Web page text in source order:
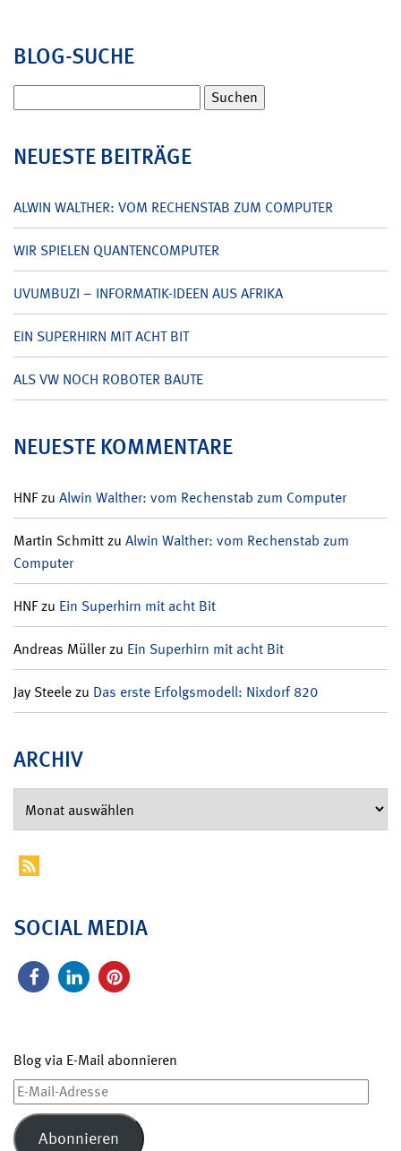
BLOG-SUCHE
nach:
NEUESTE BEITRÄGE
ALWIN WALTHER: VOM RECHENSTAB ZUM COMPUTER
WIR SPIELEN QUANTENCOMPUTER
UVUMBUZI – INFORMATIK-IDEEN AUS AFRIKA
EIN SUPERHIRN MIT ACHT BIT
ALS VW NOCH ROBOTER BAUTE
NEUESTE KOMMENTARE
HNFzu Alwin Walther: vom Rechenstab zum Computer
Martin Schmittzu Alwin Walther: vom Rechenstab zum
Computer
HNFzu Ein Superhirn mit acht Bit
Andreas Müllerzu Ein Superhirn mit acht Bit
Jay Steelezu Das erste Erfolgsmodell: Nixdorf 820
ARCHIV
SOCIAL MEDIA
Blog via E-Mail abonnieren
E-
Mail-
Adresse
Abonnieren